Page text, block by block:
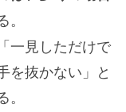
一見しただけで
を抜かない」と